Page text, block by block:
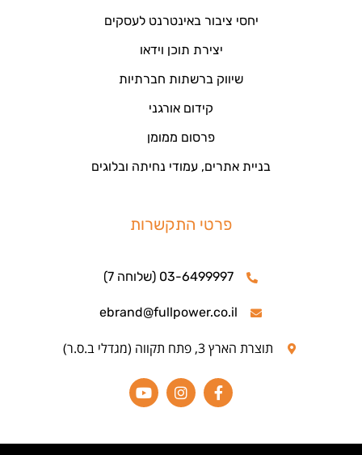
יחסי ציבור באינטרנט לעסקים
יצירת תוכן וידאו
שיווק ברשתות חברתיות
קידום אורגני
פרסום ממומן
בניית אתרים, עמודי נחיתה ובלוגים
פרטי התקשרות
03-6499997 (שלוחה 7)
ebrand@fullpower.co.il
תוצרת הארץ 3, פתח תקווה (מגדלי ב.ס.ר)